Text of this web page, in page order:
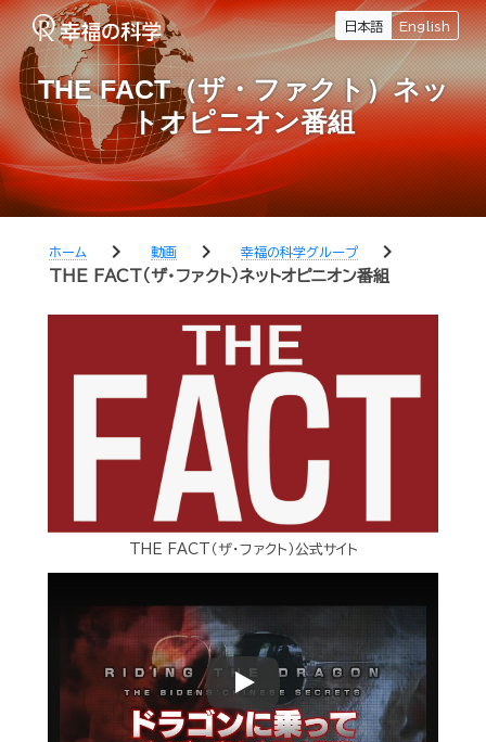
日本語 English
THE FACT（ザ・ファクト）ネッ
トオピニオン番組
ホーム chevron_right 動画 chevron_right 幸福の科学グループ chevron_right
THE FACT（ザ・ファクト）ネットオピニオン番組
THE FACT（ザ・ファクト）公式サイト
Play